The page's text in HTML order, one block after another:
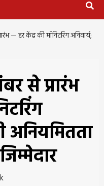
— हर केंद्र की मॉनिटरिंग अनिवार्य;
से प्रारंभ
अनियमितता